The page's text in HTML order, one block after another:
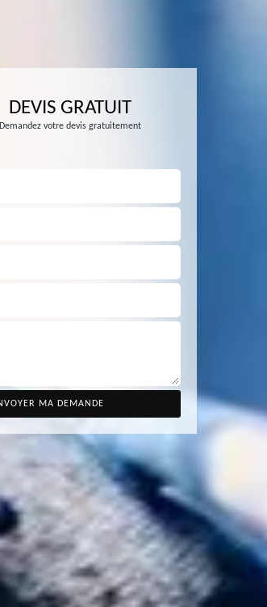
DEVIS GRATUIT
Demandez votre devis gratuitement